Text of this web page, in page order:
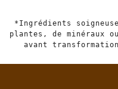
*Ingrédients
plantes, de minéraux
avant